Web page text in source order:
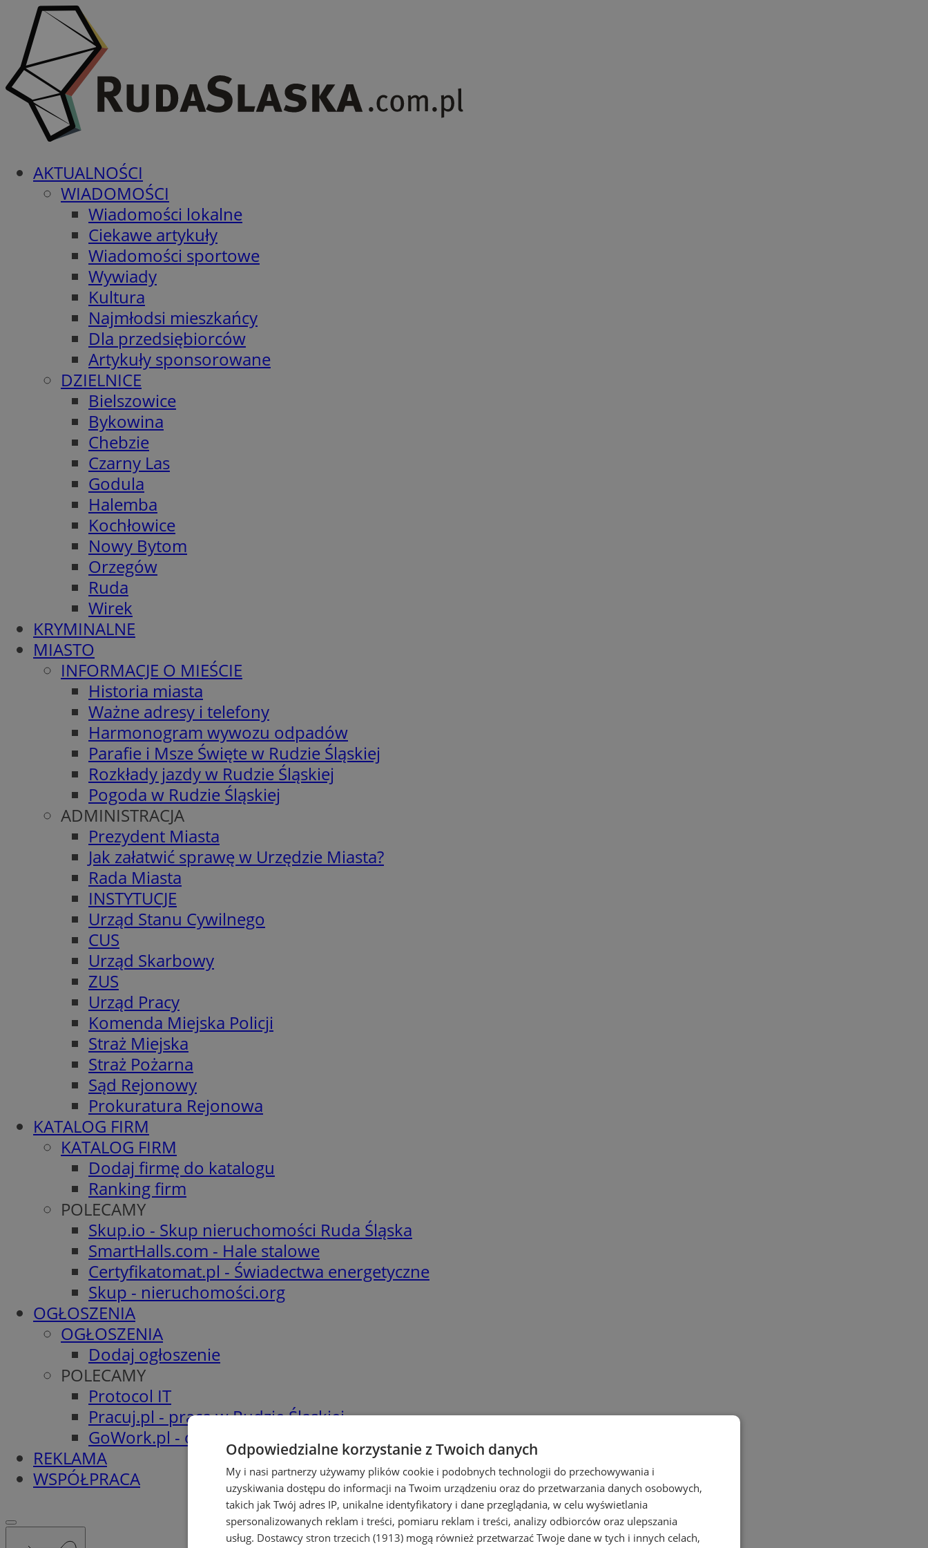
AKTUALNOŚCI
WIADOMOŚCI
Wiadomości lokalne
Ciekawe artykuły
Wiadomości sportowe
Wywiady
Kultura
Najmłodsi mieszkańcy
Dla przedsiębiorców
Artykuły sponsorowane
DZIELNICE
Bielszowice
Bykowina
Chebzie
Czarny Las
Godula
Halemba
Kochłowice
Nowy Bytom
Orzegów
Ruda
Wirek
KRYMINALNE
MIASTO
INFORMACJE O MIEŚCIE
Historia miasta
Ważne adresy i telefony
Harmonogram wywozu odpadów
Parafie i Msze Święte w Rudzie Śląskiej
Rozkłady jazdy w Rudzie Śląskiej
Pogoda w Rudzie Śląskiej
ADMINISTRACJA
Prezydent Miasta
Jak załatwić sprawę w Urzędzie Miasta?
Rada Miasta
INSTYTUCJE
Urząd Stanu Cywilnego
CUS
Urząd Skarbowy
ZUS
Urząd Pracy
Komenda Miejska Policji
Straż Miejska
Straż Pożarna
Sąd Rejonowy
Prokuratura Rejonowa
KATALOG FIRM
KATALOG FIRM
Dodaj firmę do katalogu
Ranking firm
POLECAMY
Skup.io - Skup nieruchomości Ruda Śląska
SmartHalls.com - Hale stalowe
Certyfikatomat.pl - Świadectwa energetyczne
Skup - nieruchomości.org
OGŁOSZENIA
OGŁOSZENIA
Dodaj ogłoszenie
POLECAMY
Protocol IT
Pracuj.pl - praca w Rudzie Śląskiej
GoWork.pl - oferty pracy
REKLAMA
WSPÓŁPRACA
Odpowiedzialne korzystanie z Twoich danych
My i nasi partnerzy używamy plików cookie i podobnych technologii do przechowywania i
uzyskiwania dostępu do informacji na Twoim urządzeniu oraz do przetwarzania danych osobowych,
takich jak Twój adres IP, unikalne identyfikatory i dane przeglądania, w celu wyświetlania
spersonalizowanych reklam i treści, pomiaru reklam i treści, analizy odbiorców oraz ulepszania
usług. Dostawcy stron trzecich (1913) mogą również przetwarzać Twoje dane w tych i innych celach,